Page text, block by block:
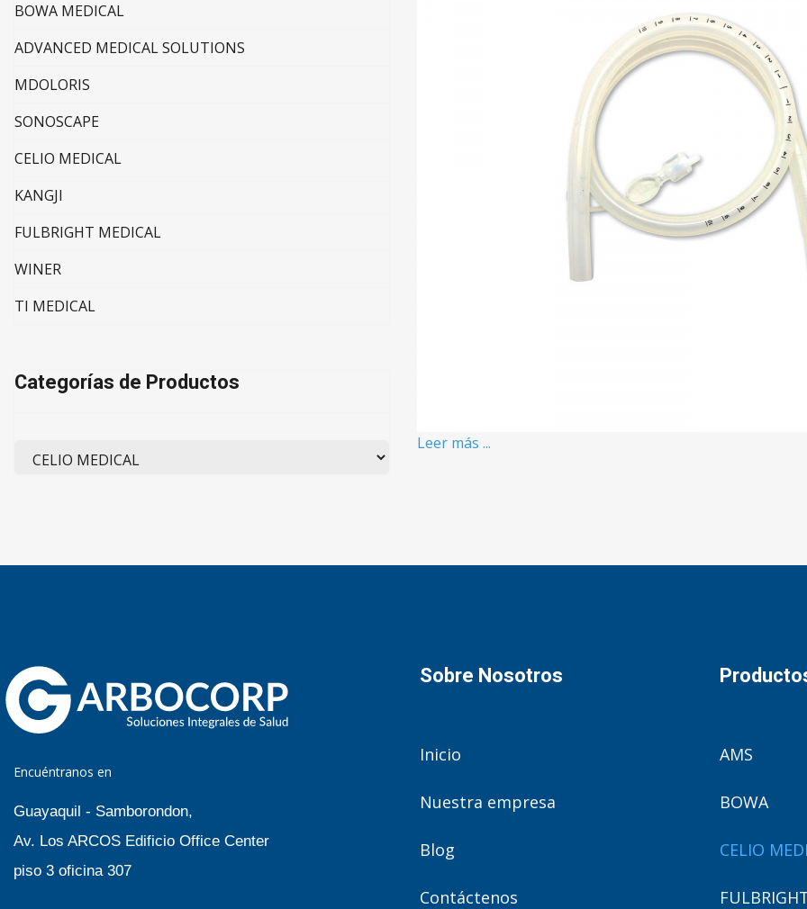
BOWA MEDICAL
ADVANCED MEDICAL SOLUTIONS
MDOLORIS
SONOSCAPE
CELIO MEDICAL
KANGJI
FULBRIGHT MEDICAL
WINER
TI MEDICAL
Categorías de Productos
Leer más ...
Encuéntranos en
Guayaquil - Samborondon,
Av. Los ARCOS Edificio Office Center
piso 3 oficina 307
Sobre Nosotros
Inicio
Nuestra empresa
Blog
Contáctenos
AMS
BOWA
CELIO